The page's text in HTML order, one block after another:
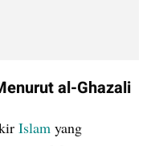
al-Ghazali
Islam yang